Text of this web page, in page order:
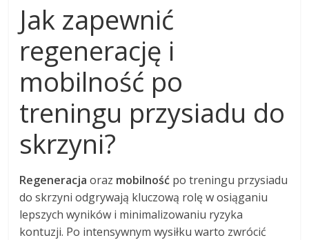
Jak zapewnić
regenerację i
mobilność po
treningu przysiadu do
skrzyni?
Regeneracja oraz mobilność po treningu przysiadu
do skrzyni odgrywają kluczową rolę w osiąganiu
lepszych wyników i minimalizowaniu ryzyka
kontuzji. Po intensywnym wysiłku warto zwrócić